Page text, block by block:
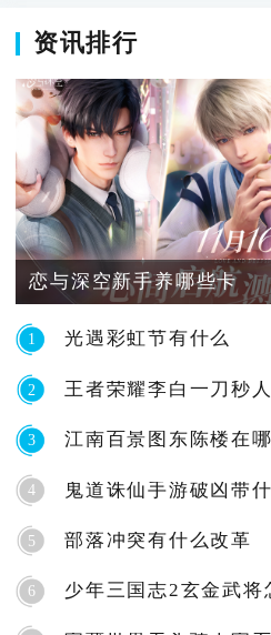
资讯排行
恋与深空新手养哪些卡
1 光遇彩虹节有什么
2 王者荣耀李白一刀秒
3 江南百景图东陈楼在哪
4 鬼道诛仙手游破凶带
5 部落冲突有什么改革
6 少年三国志2玄金武将